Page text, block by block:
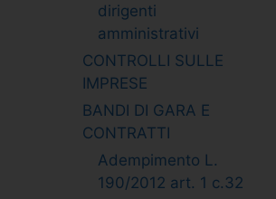
dirigenti
amministrativi
CONTROLLI SULLE
IMPRESE
BANDI DI GARA E
CONTRATTI
Adempimento L.
190/2012 art. 1 c.32